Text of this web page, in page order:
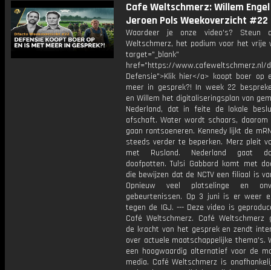
Cafe Weltschmerz: Willem
Jeroen Pols Weekoverzicht #22
Waardeer je onze video's? Steun
Weltschmerz, het podium voor het vrije
target="_blank"
href="https://www.cafeweltschmerz.nl/
Defensie">Klik hier</a> koopt boer op
meer in gesprek?! In week 22
en Willem het digitaliseringsplan van
Nederland, dat in feite de lokale
afschaft. Water wordt schaars, daarom
gaan rantsoeneren. Kennedy lijkt de
steeds verder te beperken. Merz pleit
met Rusland. Nederland gaat
doofpotten. Tulsi Gabbard komt met
die bewijzen dat de NCTV een filiaal is
Opnieuw veel plotselinge en
gebeurtenissen. Op 3 juni is er weer
tegen de IGJ. --- Deze video is
Café Weltschmerz. Café Weltschmerz
de kracht van het gesprek en zendt
over actuele maatschappelijke thema's.
een hoogwaardig alternatief voor de
media. Café Weltschmerz is